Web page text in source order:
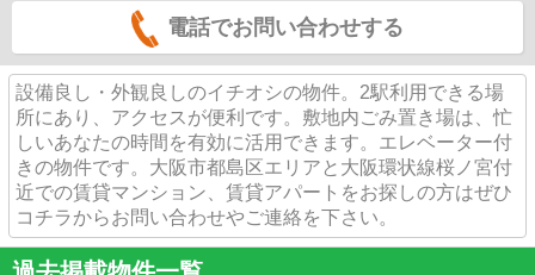
電話でお問い合わせする
設備良し・外観良しのイチオシの物件。2駅利用できる場
所にあり、アクセスが便利です。敷地内ごみ置き場は、忙
しいあなたの時間を有効に活用できます。エレベーター付
きの物件です。大阪市都島区エリアと大阪環状線桜ノ宮付
近での賃貸マンション、賃貸アパートをお探しの方はぜひ
コチラからお問い合わせやご連絡を下さい。